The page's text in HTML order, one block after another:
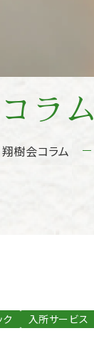
ラム
翔樹会コラム
ク 入所サービス